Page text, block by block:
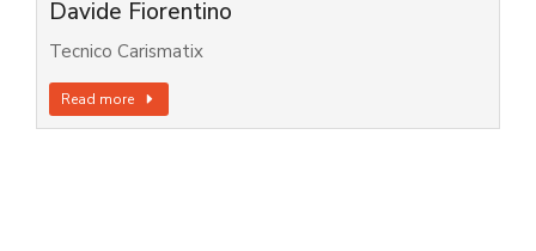
Davide Fiorentino
Tecnico Carismatix
Read more